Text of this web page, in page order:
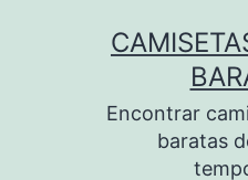
Encontrar
baratas